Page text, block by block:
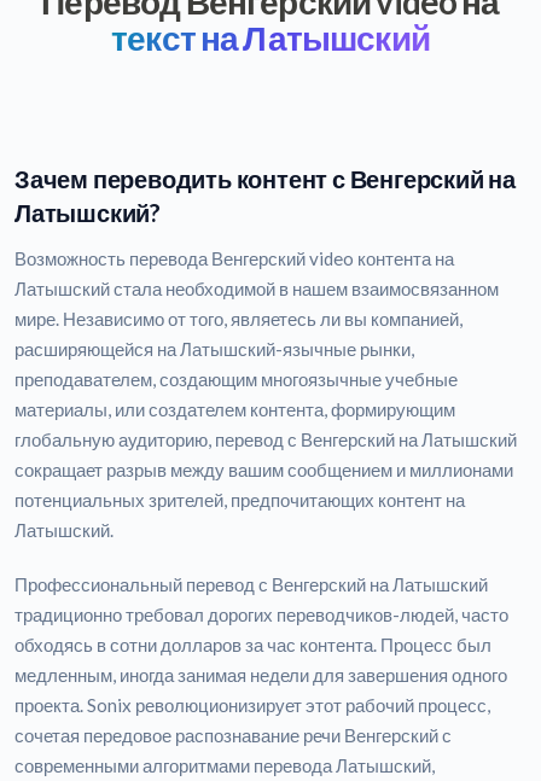
текст на Латышский
Зачем переводить контент с Венгерский на
Латышский?
Возможность перевода Венгерский video контента на
Латышский стала необходимой в нашем взаимосвязанном
мире. Независимо от того, являетесь ли вы компанией,
расширяющейся на Латышский-язычные рынки,
преподавателем, создающим многоязычные учебные
материалы, или создателем контента, формирующим
глобальную аудиторию, перевод с Венгерский на Латышский
сокращает разрыв между вашим сообщением и миллионами
потенциальных зрителей, предпочитающих контент на
Латышский.
Профессиональный перевод с Венгерский на Латышский
традиционно требовал дорогих переводчиков-людей, часто
обходясь в сотни долларов за час контента. Процесс был
медленным, иногда занимая недели для завершения одного
проекта. Sonix революционизирует этот рабочий процесс,
сочетая передовое распознавание речи Венгерский с
современными алгоритмами перевода Латышский,